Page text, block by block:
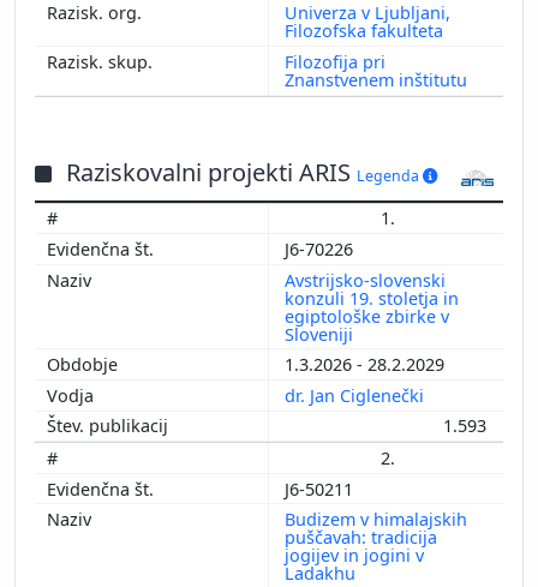
Univerza v Ljubljani,
Filozofska fakulteta
Filozofija pri
Znanstvenem inštitutu
Raziskovalni projekti ARIS Legenda
1.
J6-70226
Avstrijsko-slovenski
konzuli 19. stoletja in
egiptološke zbirke v
Sloveniji
1.3.2026 - 28.2.2029
dr. Jan Ciglenečki
1.593
2.
J6-50211
Budizem v himalajskih
puščavah: tradicija
jogijev in jogini v
Ladakhu